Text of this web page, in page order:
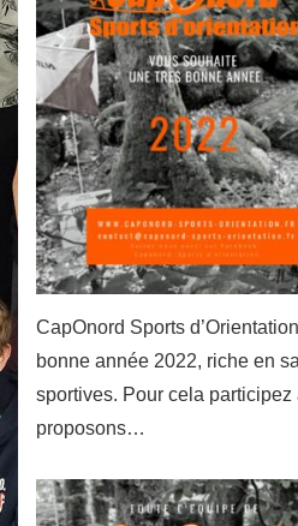
CapOnord Sports
bonne année 2022, riche en
sportives. Pour cela
proposons…